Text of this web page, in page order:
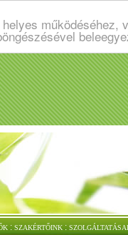
: SZAKÉRTŐINK :